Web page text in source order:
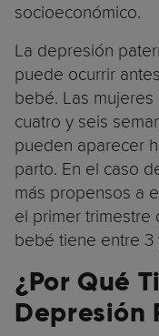
socioeconómico.
La depresión
puede ocurrir
bebé. Las
cuatro y seis
pueden aparecer
parto. En el caso
más propensos a
el primer trimestre
bebé tiene entre 3
¿Por Qué
Depresión